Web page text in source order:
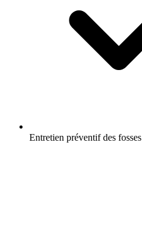
Entretien préventif des fosses